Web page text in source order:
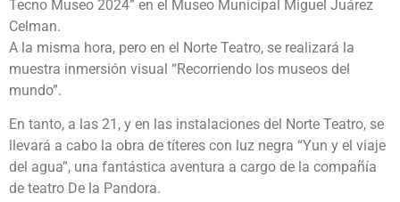
Tecno Museo 2024” en el Museo Municipal Miguel Juárez
Celman.
A la misma hora, pero en el Norte Teatro, se realizará la
muestra inmersión visual “Recorriendo los museos del
mundo”.
En tanto, a las 21, y en las instalaciones del Norte Teatro, se
llevará a cabo la obra de títeres con luz negra “Yun y el viaje
del agua”, una fantástica aventura a cargo de la compañía
de teatro De la Pandora.